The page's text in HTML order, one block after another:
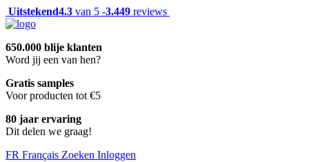
Uitstekend4.3 van 5 -3.449 reviews
650.000 blije klanten
Word jij een van hen?
Gratis samples
Voor producten tot €5
80 jaar ervaring
Dit delen we graag!
FR Français Zoeken Inloggen